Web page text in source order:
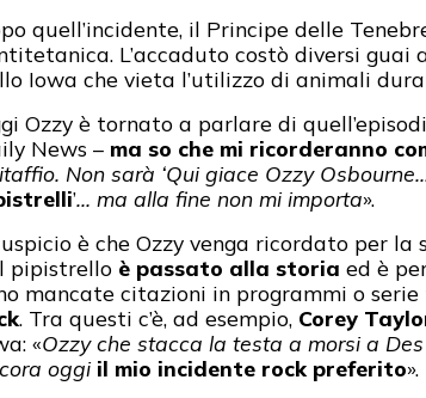
quell’incidente, il Principe delle
L’accaduto costò diversi
Iowa che vieta l’utilizzo di animali
Ozzy è tornato a parlare di
News – ma so che mi ricorderanno
Non sarà ‘Qui giace Ozzy
’… ma alla fine non mi importa».
è che Ozzy venga ricordato per
pipistrello è passato alla storia ed è
mancate citazioni in programmi o
. Tra questi c’è, ad esempio, Corey
«Ozzy che stacca la testa a morsi a
oggi il mio incidente rock preferito».